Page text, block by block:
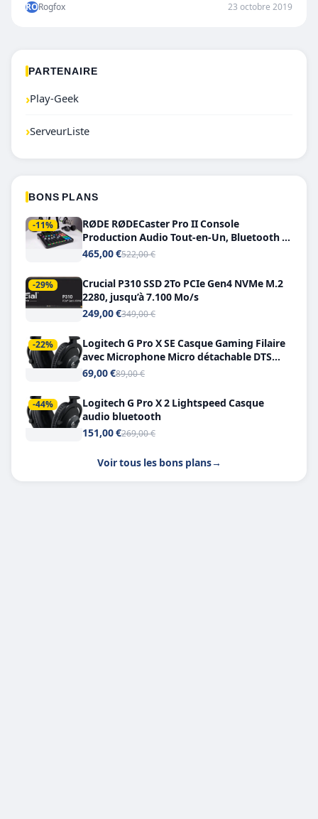
RORogfox 23 octobre 2019
PARTENAIRE
›Play-Geek
›ServeurListe
BONS PLANS
-11%
RØDE RØDECaster Pro II Console
Production Audio Tout-en-Un, Bluetooth et
Double USB-C
465,00 €522,00 €
-29%
Crucial P310 SSD 2To PCIe Gen4 NVMe M.2
2280, jusqu’à 7.100 Mo/s
249,00 €349,00 €
-22%
Logitech G Pro X SE Casque Gaming Filaire
avec Microphone Micro détachable DTS
Headphone X 7.1
69,00 €89,00 €
-44%
Logitech G Pro X 2 Lightspeed Casque
audio bluetooth
151,00 €269,00 €
Voir tous les bons plans→